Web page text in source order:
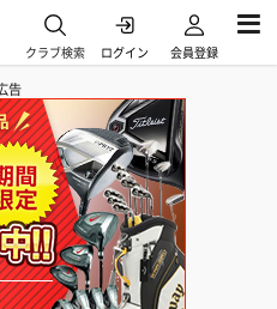
クラブ検索 ログイン 会員登録
告